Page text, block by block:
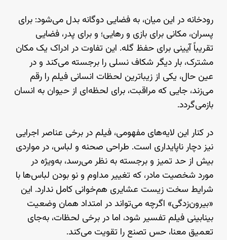
رودخانه در این میان، به فضایی دوگانه بدل می‌شود: برای
پسران، مکانی برای بازی و رهایی؛ و برای پدر، فضایی
تقریباً آیینی برای حفظ گله. این تفاوت در ادراک یک مکان
مشترک، بار دیگر شکاف نسلی را برجسته می‌کند و در
عین حال، یکی از زیباترین لحظات انسانی فیلم را رقم
می‌زند، جایی که مراقبت، برای لحظه‌ای از حیوان به انسان
بازمی‌گردد.
در کنار این لایه‌های مفهومی، فیلم در برخی عناصر اجرایی
نیز دچار ناپایداری است. طراحی صحنه و لباس، در مواردی
بیش از حد تمیز و برجسته به نظر می‌رسد، به‌ویژه در
مورد شخصیت مادر، که تغییر مداوم و نو بودن لباس‌ها با
شرایط سخت زیست عشایری هم‌خوانی کامل ندارد. این
«بیرون‌زدگی» اگرچه می‌تواند در امتداد همان وضعیت
بینابینی فیلم تفسیر شود، اما در برخی لحظات، به‌جای
تعمیق معنا، حس تصنع را تقویت می‌کند.